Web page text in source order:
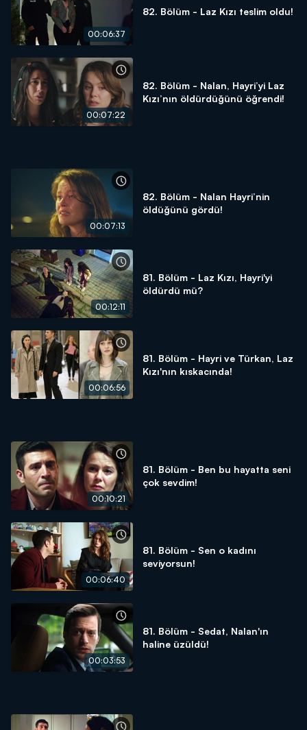
00:06:37
82. Bölüm - Laz Kızı teslim oldu!
00:07:22
82. Bölüm - Nalan, Hayri’yi Laz
Kızı’nın öldürdüğünü öğrendi!
00:07:13
82. Bölüm - Nalan Hayri’nin
öldüğünü gördü!
00:12:11
81. Bölüm - Laz Kızı, Hayri'yi
öldürdü mü?
00:06:56
81. Bölüm - Hayri ve Türkan, Laz
Kızı'nın kıskacında!
00:10:21
81. Bölüm - Ben bu hayatta seni
çok sevdim!
00:06:40
81. Bölüm - Sen o kadını
seviyorsun!
00:03:53
81. Bölüm - Sedat, Nalan'ın
haline üzüldü!